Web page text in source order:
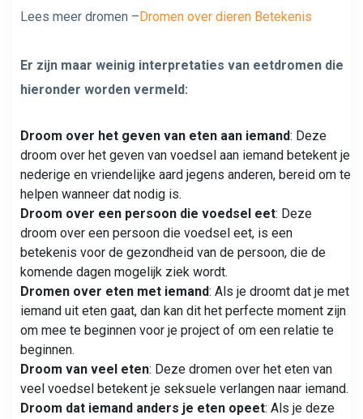
Lees meer dromen –Dromen over dieren Betekenis
Er zijn maar weinig interpretaties van eetdromen die
hieronder worden vermeld:
Droom over het geven van eten aan iemand: Deze
droom over het geven van voedsel aan iemand betekent je
nederige en vriendelijke aard jegens anderen, bereid om te
helpen wanneer dat nodig is.
Droom over een persoon die voedsel eet: Deze
droom over een persoon die voedsel eet, is een
betekenis voor de gezondheid van de persoon, die de
komende dagen mogelijk ziek wordt.
Dromen over eten met iemand: Als je droomt dat je met
iemand uit eten gaat, dan kan dit het perfecte moment zijn
om mee te beginnen voor je project of om een ​​relatie te
beginnen.
Droom van veel eten: Deze dromen over het eten van
veel voedsel betekent je seksuele verlangen naar iemand.
Droom dat iemand anders je eten opeet: Als je deze